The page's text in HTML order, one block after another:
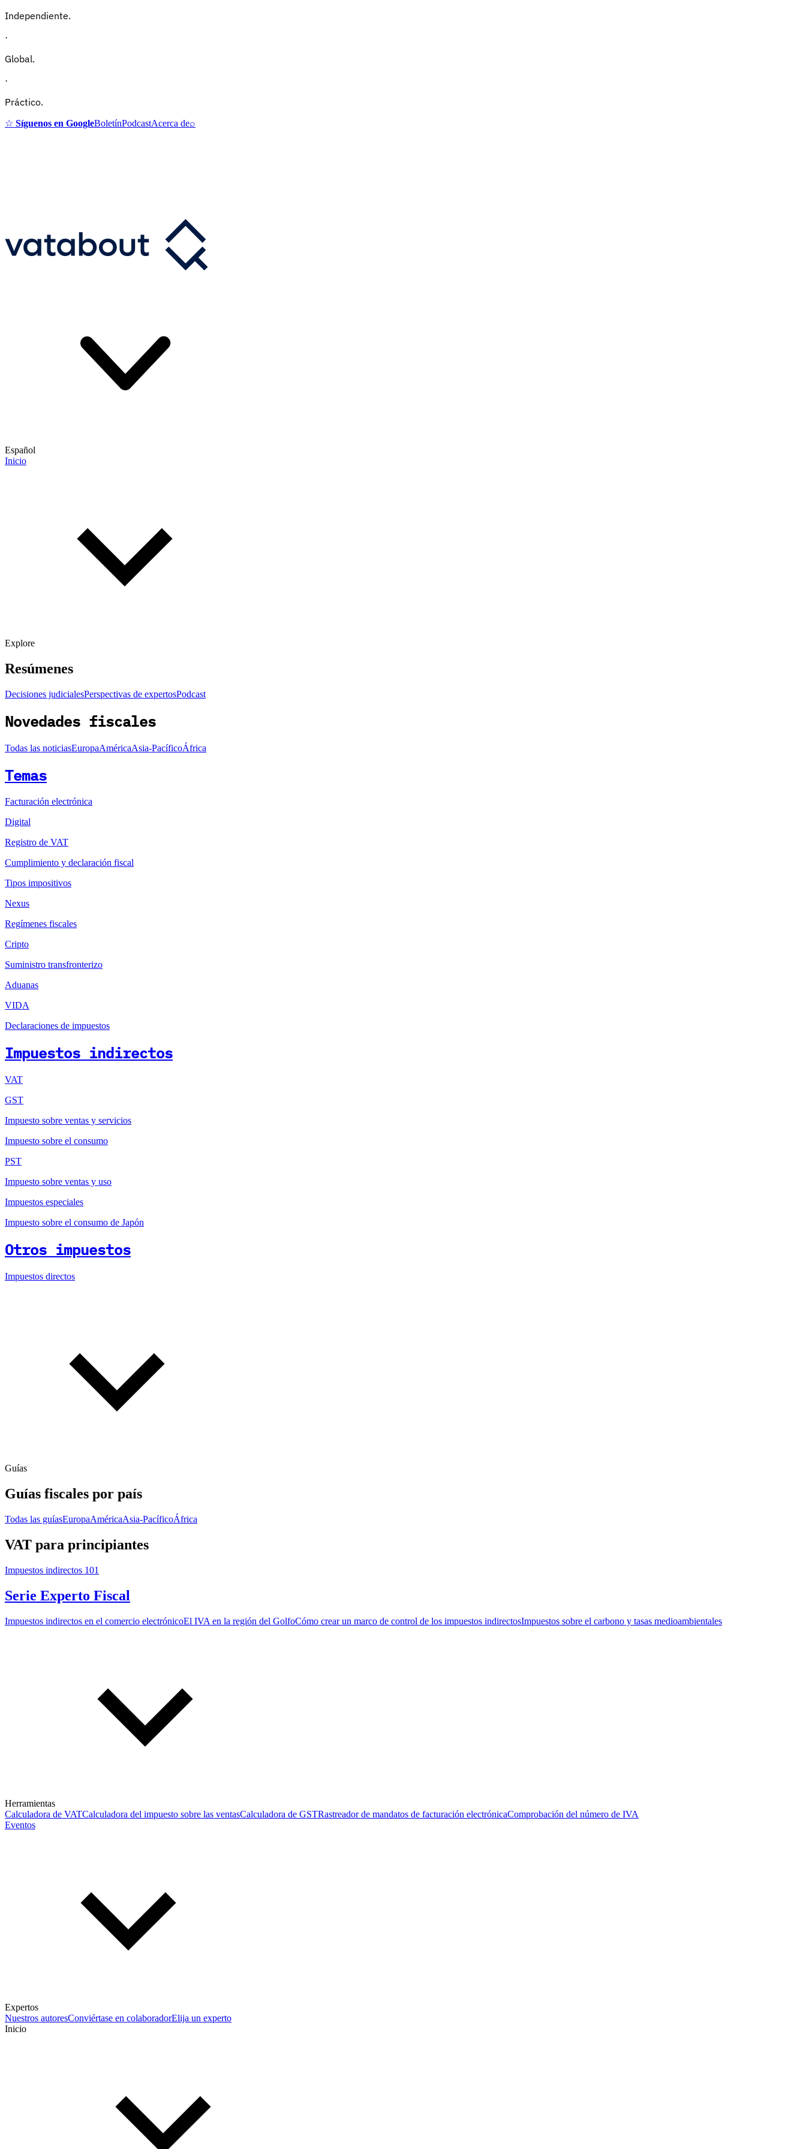
Independiente.
·
Global.
·
Práctico.
☆ Síguenos en GoogleBoletínPodcastAcerca de⌕
Español
Inicio
Explore
Resúmenes
Decisiones judicialesPerspectivas de expertosPodcast
Novedades fiscales
Todas las noticiasEuropaAméricaAsia-PacíficoÁfrica
Temas
Facturación electrónica
Digital
Registro de VAT
Cumplimiento y declaración fiscal
Tipos impositivos
Nexus
Regímenes fiscales
Cripto
Suministro transfronterizo
Aduanas
VIDA
Declaraciones de impuestos
Impuestos indirectos
VAT
GST
Impuesto sobre ventas y servicios
Impuesto sobre el consumo
PST
Impuesto sobre ventas y uso
Impuestos especiales
Impuesto sobre el consumo de Japón
Otros impuestos
Impuestos directos
Guías
Guías fiscales por país
Todas las guíasEuropaAméricaAsia-PacíficoÁfrica
VAT para principiantes
Impuestos indirectos 101
Serie Experto Fiscal
Impuestos indirectos en el comercio electrónicoEl IVA en la región del GolfoCómo crear un marco de control de los impuestos indirectosImpuestos sobre el carbono y tasas medioambientales
Herramientas
Calculadora de VATCalculadora del impuesto sobre las ventasCalculadora de GSTRastreador de mandatos de facturación electrónicaComprobación del número de IVA
Eventos
Expertos
Nuestros autoresConviértase en colaboradorElija un experto
Inicio